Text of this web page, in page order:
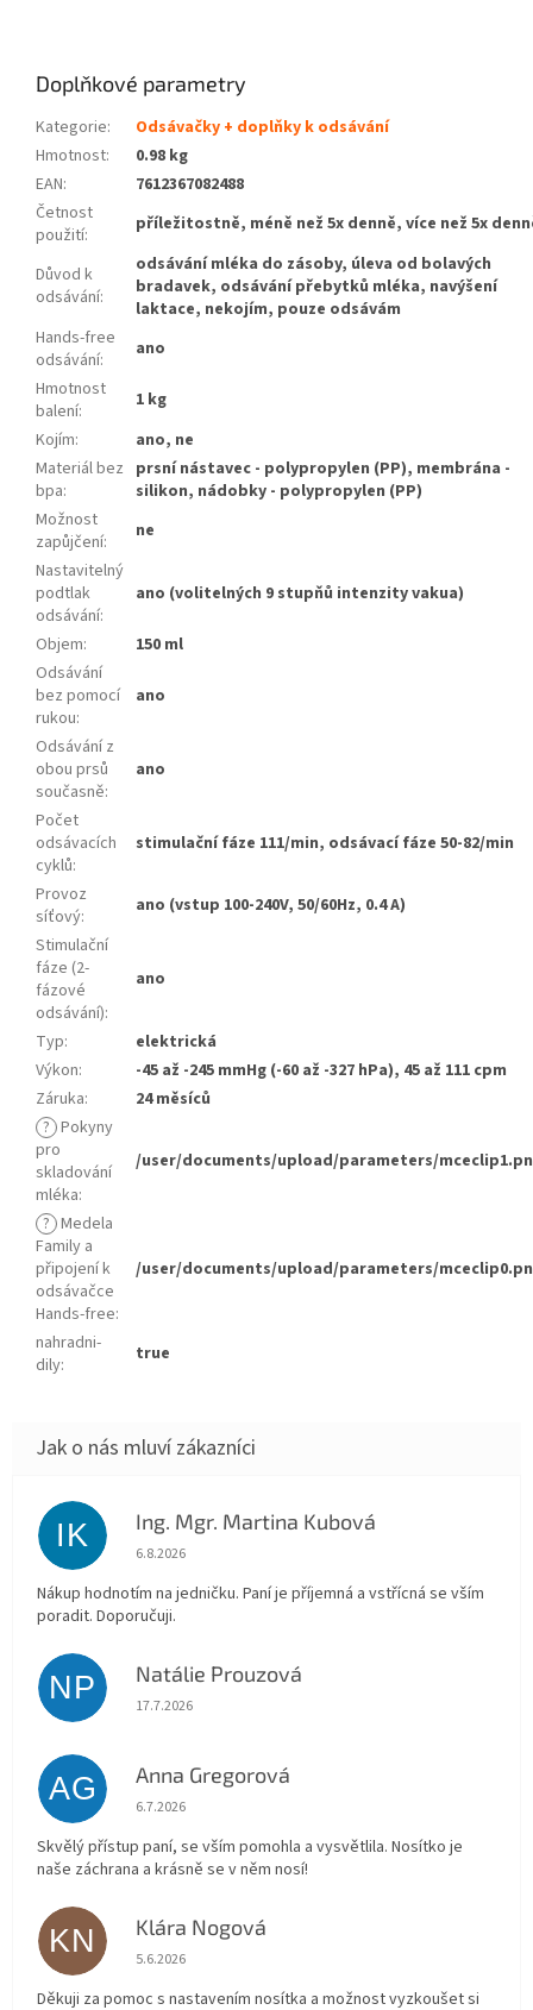
Doplňkové parametry
Kategorie:
Odsávačky + doplňky k odsávání
Hmotnost:
0.98 kg
EAN:
7612367082488
Četnost
použití: příležitostně, méně než 5x denně, více než 5x
Důvod k
odsávání:
odsávání mléka do zásoby, úleva od bolavých
bradavek, odsávání přebytků mléka, navýšení
laktace, nekojím, pouze odsávám
Hands-free
odsávání:
ano
Hmotnost
balení:
1 kg
Kojím:
ano, ne
Materiál bez
bpa:
prsní nástavec - polypropylen (PP), membrána -
silikon, nádobky - polypropylen (PP)
Možnost
zapůjčení:
ne
Nastavitelný
podtlak
odsávání:
ano (volitelných 9 stupňů intenzity vakua)
Objem:
150 ml
Odsávání
bez pomocí
rukou:
ano
Odsávání z
obou prsů
současně:
ano
Počet
odsávacích
cyklů:
stimulační fáze 111/min, odsávací fáze 50-82/min
Provoz
síťový:
ano (vstup 100-240V, 50/60Hz, 0.4 A)
Stimulační
fáze (2-
fázové
odsávání):
ano
Typ:
elektrická
Výkon:
-45 až -245 mmHg (-60 až -327 hPa), 45 až 111 cpm
Záruka:
24 měsíců
? Pokyny
pro
skladování
mléka:
/user/documents/upload/parameters/
? Medela
Family a
připojení k
odsávačce
Hands-free:
/user/documents/upload/parameters/
nahradni-
dily: true
IK Ing. Mgr. Martina Kubová
Hodnocení obchodu je 5 z 5 hvězdiček.
6.8.2026
Nákup hodnotím na jedničku. Paní je příjemná a vstřícná se vším
poradit. Doporučuji.
NP Natálie Prouzová
Hodnocení obchodu je 5 z 5 hvězdiček.
17.7.2026
AG Anna Gregorová
Hodnocení obchodu je 5 z 5 hvězdiček.
6.7.2026
Skvělý přístup paní, se vším pomohla a vysvětlila. Nosítko je
naše záchrana a krásně se v něm nosí!
KN Klára Nogová
Hodnocení obchodu je 5 z 5 hvězdiček.
5.6.2026
Děkuji za pomoc s nastavením nosítka a možnost vyzkoušet si